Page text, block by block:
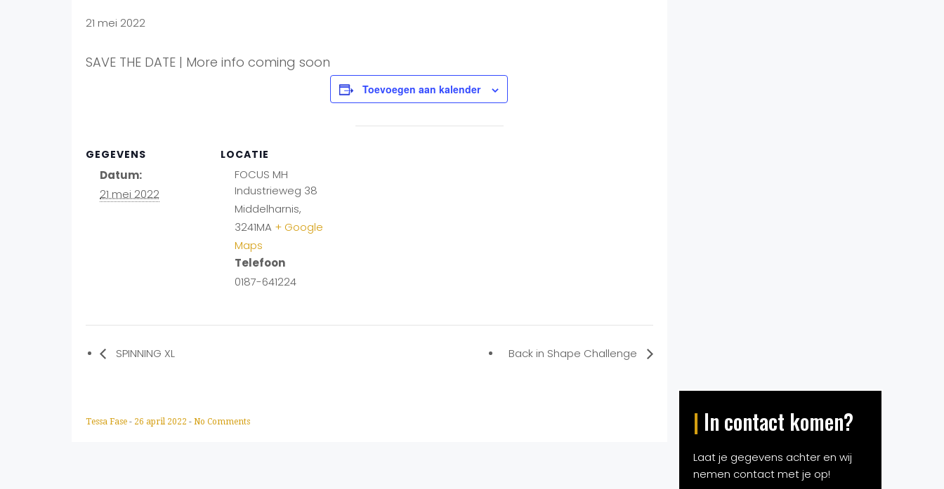
21 mei 2022
SAVE THE DATE | More info coming soon
Toevoegen aan kalender
GEGEVENS
Datum:
21 mei 2022
LOCATIE
FOCUS MH
Industrieweg 38
Middelharnis,
3241MA + Google
Maps
Telefoon
0187-641224
SPINNING XL Back in Shape Challenge
Tessa Fase - 26 april 2022 - No Comments | In contact komen?
Laat je gegevens achter en wij
nemen contact met je op!